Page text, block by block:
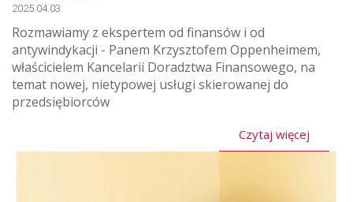
2025.04.03
Rozmawiamy z ekspertem od finansów i od
antywindykacji - Panem Krzysztofem Oppenheimem,
właścicielem Kancelarii Doradztwa Finansowego, na
temat nowej, nietypowej usługi skierowanej do
przedsiębiorców
Czytaj więcej